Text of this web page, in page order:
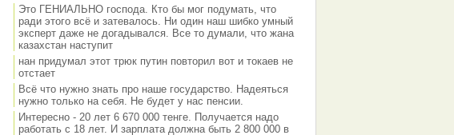
Это ГЕНИАЛЬНО господа. Кто бы мог подумать, что
ради этого всё и затевалось. Ни один наш шибко умный
эксперт даже не догадывался. Все то думали, что жана
казахстан наступит
нан придумал этот трюк путин повторил вот и токаев не
отстает
Всё что нужно знать про наше государство. Надеяться
нужно только на себя. Не будет у нас пенсии.
Интересно - 20 лет 6 670 000 тенге. Получается надо
работать с 18 лет. И зарплата должна быть 2 800 000 в